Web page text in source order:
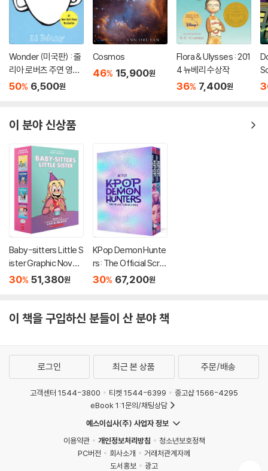
Wonder (미국판) : 줄
리아 로버츠 주연 영화
'원더' 원작 소설
50% 6,500원
Cosmos
46% 15,900원
Flora & Ulysses : 201
4 뉴베리 수상작
36% 7,400원
이 분야 신상품
Baby-sitters Little S
ister Graphic Novels
#5-8: A Graphix Col
30% 51,380원
KPop Demon Hunte
rs: The Official Scre
en Comic Boxed Se
30% 67,200원
이 책을 구입하신 분들이 산 분야 책
로그인 최근 본 상품 주문/배송
고객센터 1544-3800 티켓 1544-6399
중고샵 1566-4295
eBook 1:1문의/채팅상담
예스이십사(주) 사업자 정보
이용약관
개인정보처리방침
청소년보호정책
PC버전
회사소개
거래처관계자께
도서홍보
광고